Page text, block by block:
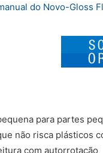
do Novo-Gloss
para partes
não risca plásticos
com autorrotação